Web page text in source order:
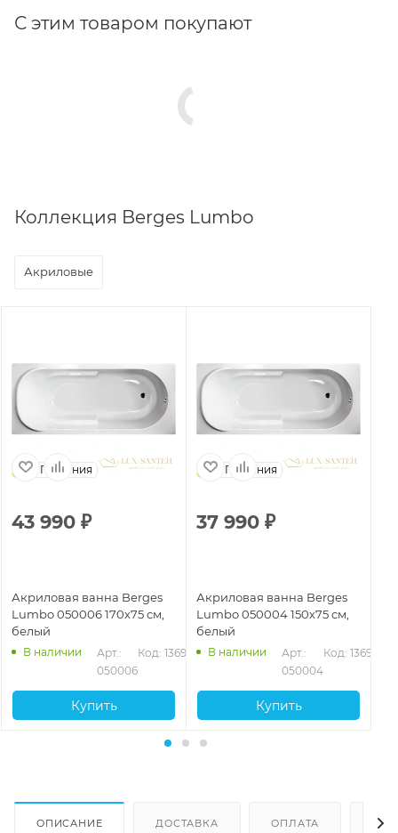
С этим товаром покупают
Коллекция Berges Lumbo
Акриловые
Германия
43 990 ₽
Акриловая ванна Berges
Lumbo 050006 170х75 см,
белый
В наличии
Арт.:
050006
Код: 13699
Купить
Германия
37 990 ₽
Акриловая ванна Berges
Lumbo 050004 150х75 см,
белый
В наличии
Арт.:
050004
Код: 13698
Купить
ОПИСАНИЕ ДОСТАВКА ОПЛАТА